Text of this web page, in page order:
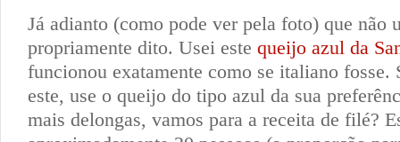
Já adianto (como pode ver pela foto) que não
propriamente dito. Usei este queijo azul da
funcionou exatamente como se italiano fosse.
este, use o queijo do tipo azul da sua
mais delongas, vamos para a receita de filé?